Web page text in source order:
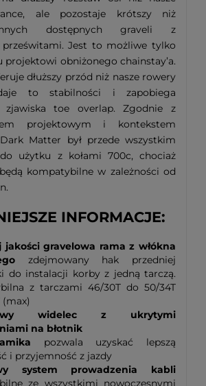
ale pozostaje krótszy niż
dostępnych graveli z
Jest to możliwe tylko
projektowi obniżonego chainstay’a.
dłuższy przód niż nasze rowery
to stabilności i zapobiega
zjawiska toe overlap. Zgodnie z
projektowym i kontekstem
Matter był przede wszystkim
użytku z kołami 700c, chociaż
kompatybilne w zależności od
INFORMACJE:
jakości gravelowa rama z włókna
zdejmowany hak przedniej
do instalacji korby z jedną tarczą.
z tarczami 46/30T do 50/34T
(max)
widelec z ukrytymi
na błotnik
pozwala uzyskać lepszą
i przyjemność z jazdy
system prowadzenia kabli
ze wszystkimi nowoczesnymi